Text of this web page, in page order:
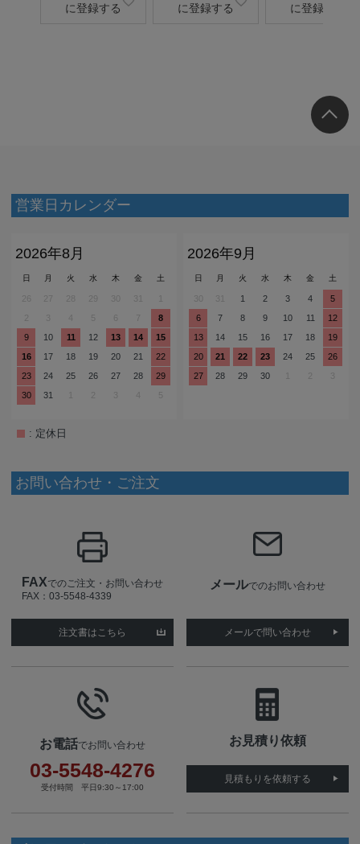
に登録する
に登録する
に登録する
営業日カレンダー
2026年8月
日 月 火 水 木 金 土
30 31
3 4 5
8
9
10 11 12 13 14
15
16
17 18 19 20 21
22
23
24 25 26 27 28
29
30
31 3 4 5
2026年9月
日 月 火 水 木 金 土
30 31 1 2 3 4
5
6
7 8 9 10 11
12
13
14 15 16 17 18
19
20
21 22 23 24 25
26
27
28 29 30 3
: 定休日
お問い合わせ・ご注文
FAXでのご注文・お問い合わせ
FAX：03-5548-4339
注文書はこちら
メールでのお問い合わせ
メールで問い合わせ
お電話でお問い合わせ
03-5548-4276
受付時間 平日9:30～17:00
お見積り依頼
見積もりを依頼する